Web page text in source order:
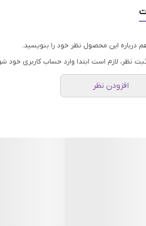
درباره این محصول نظر خود را بنویسید.
نظر، لازم است ابتدا وارد حساب کاربری خود
افزودن نظر